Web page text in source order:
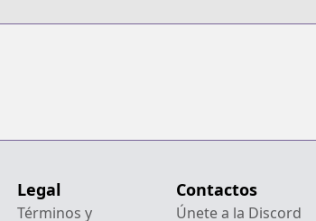
Legal
Términos y
Contactos
Únete a la Discord